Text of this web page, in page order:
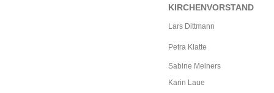
KIRCHENVORSTAND
Lars Dittmann
Petra Klatte
Sabine Meiners
Karin Laue